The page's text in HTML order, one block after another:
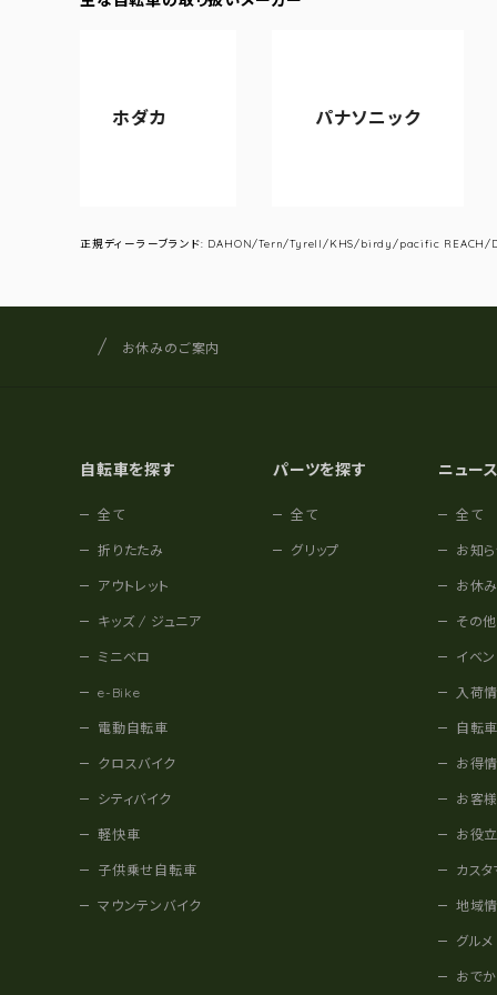
パナソニック アサ
正規ディーラーブランド: DAHON/Tern/Tyrell/KHS/birdy/pacific
サイト内の現在地
サイクルショップナカゴヤ
お休みのご案内
自転車を探す
全て
折りたたみ
アウトレット
キッズ / ジュニア
ミニベロ
e-Bike
電動自転車
クロスバイク
シティバイク
軽快車
子供乗せ自転車
マウンテンバイク
パーツを探す
全て
グリップ
ニュー
全て
お知
お休
その
イベン
入荷
自転
お得
お客様
お役
カス
地域
グルメ
おで